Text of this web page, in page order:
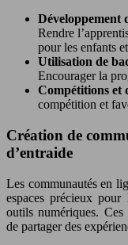
Développement
Rendre
pour les enfants
Utilisation de
Encourager la
Compétitions et
compétition et
Création de
d’entraide
Les communautés en
espaces précieux
outils numériques. Ces
de partager des